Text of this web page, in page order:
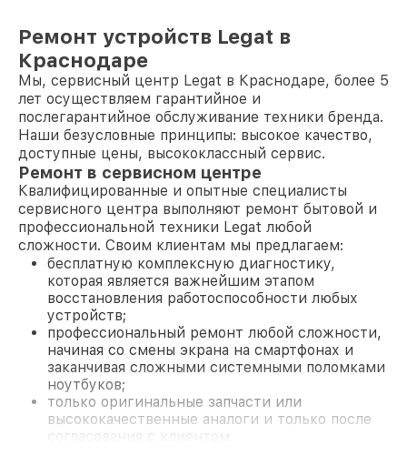
Ремонт устройств Legat в
Краснодаре
Мы, сервисный центр Legat в Краснодаре, более 5
лет осуществляем гарантийное и
послегарантийное обслуживание техники бренда.
Наши безусловные принципы: высокое качество,
доступные цены, высококлассный сервис.
Ремонт в сервисном центре
Квалифицированные и опытные специалисты
сервисного центра выполняют ремонт бытовой и
профессиональной техники Legat любой
сложности. Своим клиентам мы предлагаем:
бесплатную комплексную диагностику,
которая является важнейшим этапом
восстановления работоспособности любых
устройств;
профессиональный ремонт любой сложности,
начиная со смены экрана на смартфонах и
заканчивая сложными системными поломками
ноутбуков;
только оригинальные запчасти или
высококачественные аналоги и только после
согласования с клиентом.